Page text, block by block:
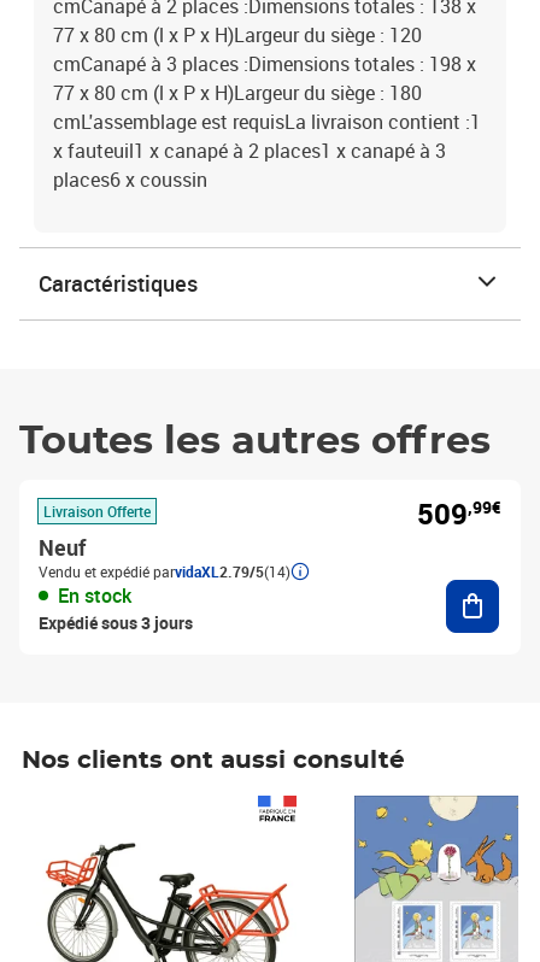
cmCanapé à 2 places :Dimensions totales : 138 x
77 x 80 cm (l x P x H)Largeur du siège : 120
cmCanapé à 3 places :Dimensions totales : 198 x
77 x 80 cm (l x P x H)Largeur du siège : 180
cmL'assemblage est requisLa livraison contient :1
x fauteuil1 x canapé à 2 places1 x canapé à 3
places6 x coussin
Caractéristiques
Toutes les autres offres
Livraison Offerte
Neuf
Vendu et expédié parvidaXL 2.79/5(14)
En stock
Expédié sous 3 jours
509,99€
Nos clients ont aussi consulté
Prix 7,50€